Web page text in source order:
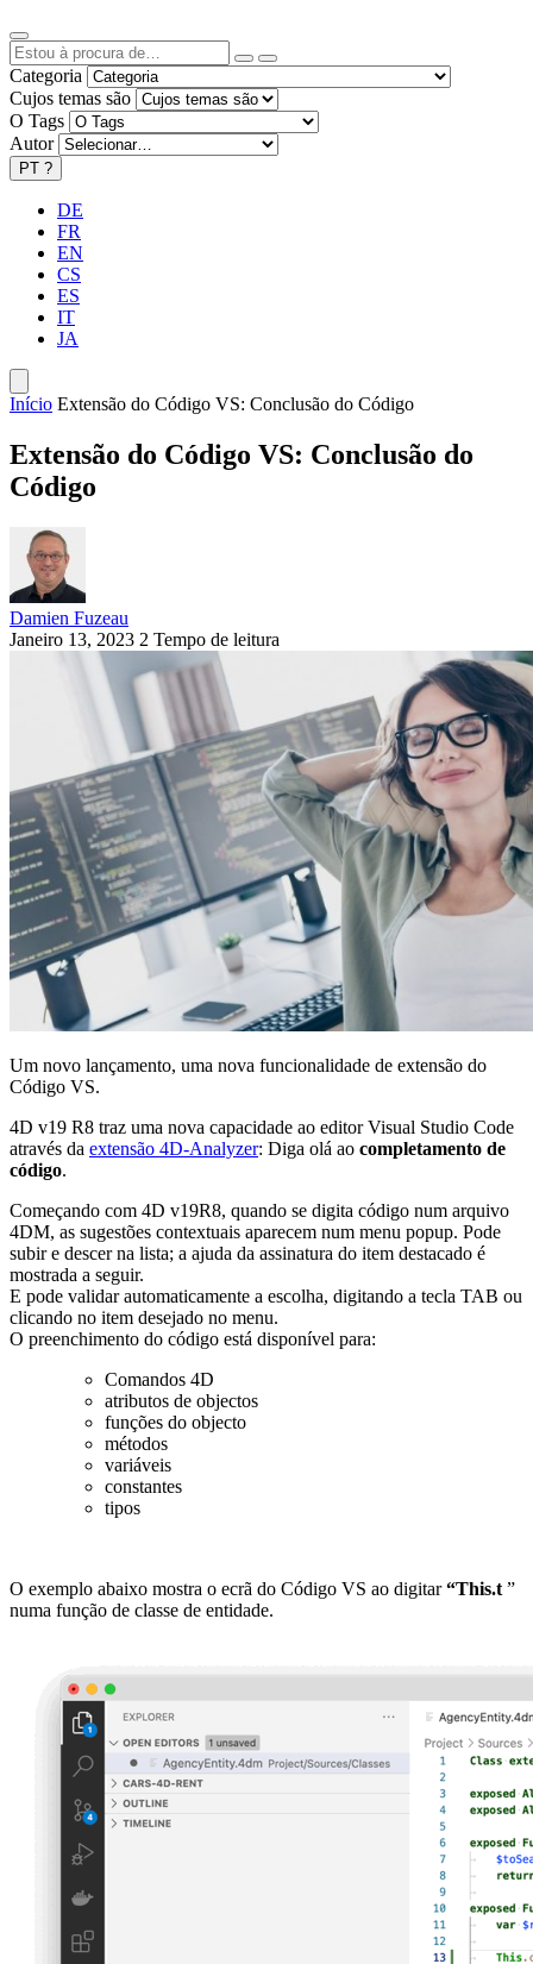
Categoria
Cujos temas são
O Tags
Autor
PT ?
DE
FR
EN
CS
ES
IT
JA
Início Extensão do Código VS: Conclusão do Código
Extensão do Código VS: Conclusão do
Código
Damien Fuzeau
Janeiro 13, 2023 2 Tempo de leitura
Um novo lançamento, uma nova funcionalidade de extensão do
Código VS.
4D v19 R8 traz uma nova capacidade ao editor Visual Studio Code
através da extensão 4D-Analyzer: Diga olá ao completamento de
código.
Começando com 4D v19R8, quando se digita código num arquivo
4DM, as sugestões contextuais aparecem num menu popup. Pode
subir e descer na lista; a ajuda da assinatura do item destacado é
mostrada a seguir.
E pode validar automaticamente a escolha, digitando a tecla TAB ou
clicando no item desejado no menu.
O preenchimento do código está disponível para:
Comandos 4D
atributos de objectos
funções do objecto
métodos
variáveis
constantes
tipos
O exemplo abaixo mostra o ecrã do Código VS ao digitar“This.t ”
numa função de classe de entidade.